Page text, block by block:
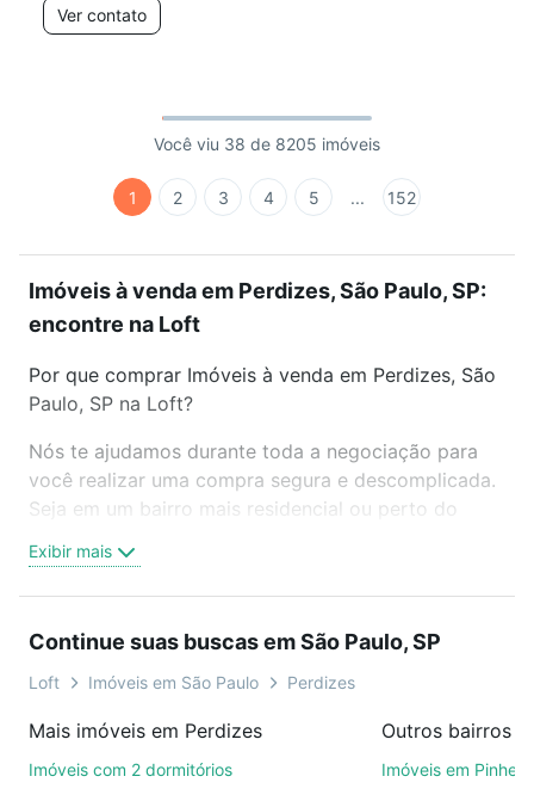
Ver contato
Você viu 38 de 8205 imóveis
1 2 3 4 5 ... 152
Imóveis à venda em Perdizes, São Paulo, SP:
encontre na Loft
Por que comprar Imóveis à venda em Perdizes, São
Paulo, SP na Loft?
Nós te ajudamos durante toda a negociação para
você realizar uma compra segura e descomplicada.
Seja em um bairro mais residencial ou perto do
oferta ideal de Imóveis à venda em Perdizes, São
Paulo, SP para conquistar seu sonho. Agende uma
compromisso e você ainda conta com mais de 46
mil corretores e imobiliárias te ajudando na compra,
Como escolher um imóvel?
Exibir mais
Continue suas buscas em São Paulo, SP
Loft Imóveis em São Paulo Perdizes
Mais imóveis em Perdizes
Imóveis com 2 dormitórios
Outros bairros
Imóveis em